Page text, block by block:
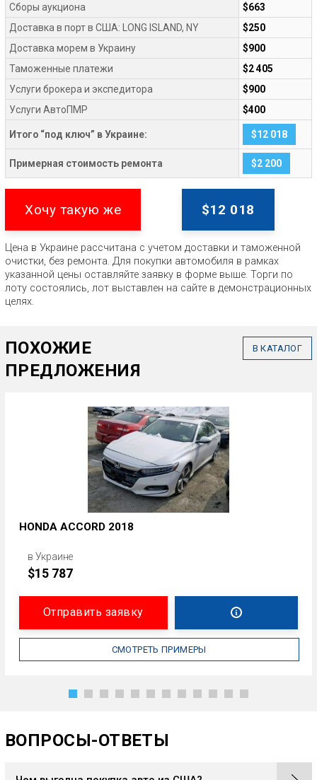
Сборы аукциона
$663
Доставка в порт в США: LONG ISLAND, NY
$250
Доставка морем в Украину
$900
Таможенные платежи
$2 405
Услуги брокера и экспедитора
$900
Услуги АвтоПМР
$400
Итого “под ключ” в Украине: $12 018
Примерная стоимость ремонта $2 200
Хочу такую же $12 018
Цена в Украине рассчитана с учетом доставки и таможенной
очистки, без ремонта. Для покупки автомобиля в рамках
указанной цены оставляйте заявку в форме выше. Торги по
лоту состоялись, лот выставлен на сайте в демонстрационных
целях.
ПОХОЖИЕ
ПРЕДЛОЖЕНИЯ
В КАТАЛОГ
HONDA ACCORD 2018
в Украине
$15 787
Отправить заявку
СМОТРЕТЬ ПРИМЕРЫ
ВОПРОСЫ-ОТВЕТЫ